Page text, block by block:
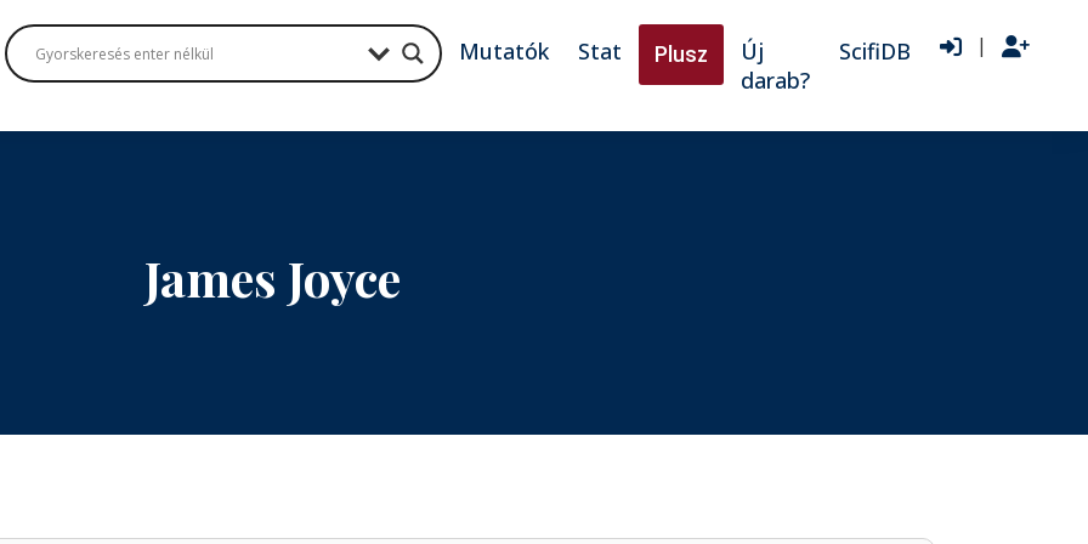
Mutatók Stat Plusz
Új
darab?
ScifiDB |
James Joyce